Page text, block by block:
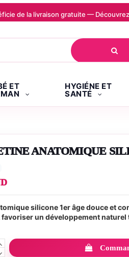
de la livraison gratuite —
ET HYGIÉNE ET
SANTÉ
ANATOMIQUE
silicone 1er âge douce et
favoriser un développement